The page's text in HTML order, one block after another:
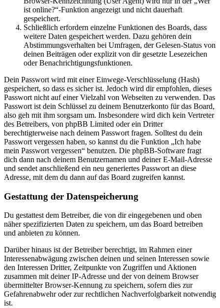
ist online?“-Funktion angezeigt und nicht dauerhaft
gespeichert.
Schließlich erfordern einzelne Funktionen des Boards, dass
weitere Daten gespeichert werden. Dazu gehören dein
Abstimmungsverhalten bei Umfragen, der Gelesen-Status von
deinen Beiträgen oder explizit von dir gesetzte Lesezeichen
oder Benachrichtigungsfunktionen.
Dein Passwort wird mit einer Einwege-Verschlüsselung (Hash)
gespeichert, so dass es sicher ist. Jedoch wird dir empfohlen, dieses
Passwort nicht auf einer Vielzahl von Webseiten zu verwenden. Das
Passwort ist dein Schlüssel zu deinem Benutzerkonto für das Board,
also geh mit ihm sorgsam um. Insbesondere wird dich kein Vertreter
des Betreibers, von phpBB Limited oder ein Dritter
berechtigterweise nach deinem Passwort fragen. Solltest du dein
Passwort vergessen haben, so kannst du die Funktion „Ich habe
mein Passwort vergessen“ benutzen. Die phpBB-Software fragt
dich dann nach deinem Benutzernamen und deiner E-Mail-Adresse
und sendet anschließend ein neu generiertes Passwort an diese
Adresse, mit dem du dann auf das Board zugreifen kannst.
Gestattung der Datenspeicherung
Du gestattest dem Betreiber, die von dir eingegebenen und oben
näher spezifizierten Daten zu speichern, um das Board betreiben
und anbieten zu können.
Darüber hinaus ist der Betreiber berechtigt, im Rahmen einer
Interessenabwägung zwischen deinen und seinen Interessen sowie
den Interessen Dritter, Zeitpunkte von Zugriffen und Aktionen
zusammen mit deiner IP-Adresse und der von deinem Browser
übermittelter Browser-Kennung zu speichern, sofern dies zur
Gefahrenabwehr oder zur rechtlichen Nachverfolgbarkeit notwendig
ist.